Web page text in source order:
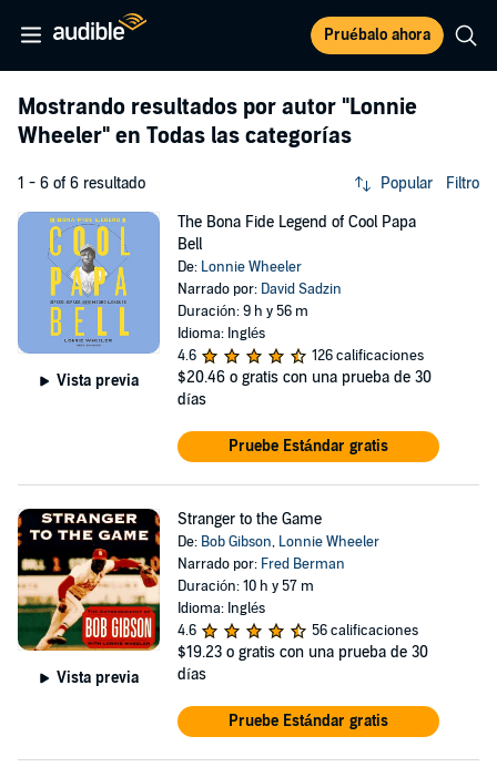
Pruébalo ahora
Mostrando resultados por autor "Lonnie
Wheeler" en Todas las categorías
1 - 6 of 6 resultado Popular Filtro
Vista previa
The Bona Fide Legend of Cool Papa
Bell
De: Lonnie Wheeler
Narrado por: David Sadzin
Duración: 9 h y 56 m
Idioma: Inglés
4.6
126 calificaciones
$20.46 o gratis con una prueba de 30
días
Pruebe Estándar gratis
Vista previa
Stranger to the Game
De: Bob Gibson, Lonnie Wheeler
Narrado por: Fred Berman
Duración: 10 h y 57 m
Idioma: Inglés
4.6
56 calificaciones
$19.23 o gratis con una prueba de 30
días
Pruebe Estándar gratis